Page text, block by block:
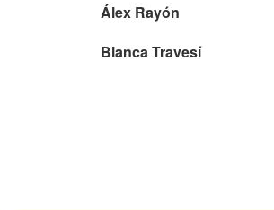
Álex Rayón
Blanca Travesí